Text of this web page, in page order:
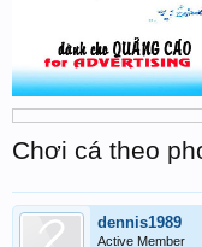
Chơi cá theo
dennis1989
Active Member